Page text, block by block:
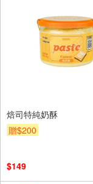
焙司特純奶酥
贈$200
$149